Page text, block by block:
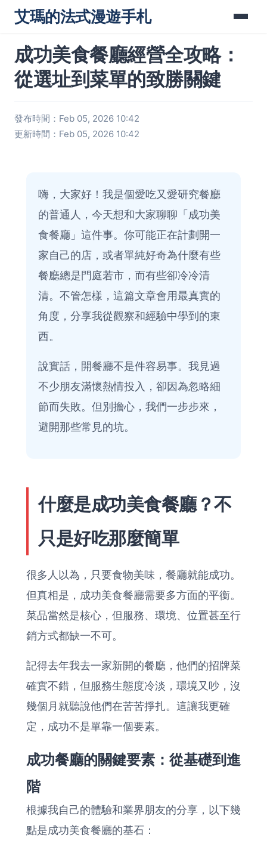
艾瑪的法式漫遊手札
成功美食餐廳經營全攻略：
從選址到菜單的致勝關鍵
發布時間：Feb 05, 2026 10:42
更新時間：Feb 05, 2026 10:42
嗨，大家好！我是個愛吃又愛研究餐廳
的普通人，今天想和大家聊聊「成功美
食餐廳」這件事。你可能正在計劃開一
家自己的店，或者單純好奇為什麼有些
餐廳總是門庭若市，而有些卻冷冷清
清。不管怎樣，這篇文章會用最真實的
角度，分享我從觀察和經驗中學到的東
西。
說實話，開餐廳不是件容易事。我見過
不少朋友滿懷熱情投入，卻因為忽略細
節而失敗。但別擔心，我們一步步來，
避開那些常見的坑。
什麼是成功美食餐廳？不
只是好吃那麼簡單
很多人以為，只要食物美味，餐廳就能成功。
但真相是，成功美食餐廳需要多方面的平衡。
菜品當然是核心，但服務、環境、位置甚至行
銷方式都缺一不可。
記得去年我去一家新開的餐廳，他們的招牌菜
確實不錯，但服務生態度冷淡，環境又吵，沒
幾個月就聽說他們在苦苦掙扎。這讓我更確
定，成功不是單靠一個要素。
成功餐廳的關鍵要素：從基礎到進
階
根據我自己的體驗和業界朋友的分享，以下幾
點是成功美食餐廳的基石：